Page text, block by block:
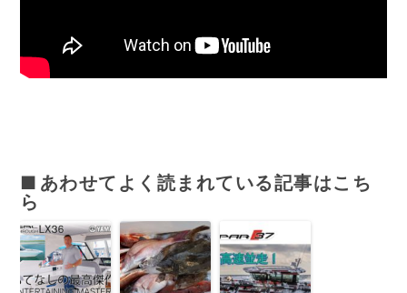
あわせてよく読まれている記事はこち
ら